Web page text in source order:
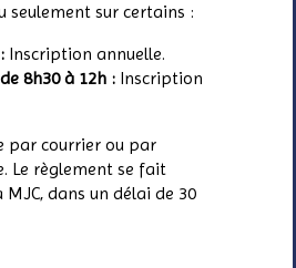
seulement sur certains :
Inscription annuelle.
8h30 à 12h : Inscription
par courrier ou par
Le règlement se fait
MJC, dansun délai de 30